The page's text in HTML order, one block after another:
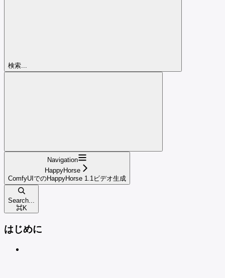
検索...
Navigation
HappyHorse
ComfyUIでのHappyHorse 1.1ビデオ生成
Search...
⌘K
はじめに